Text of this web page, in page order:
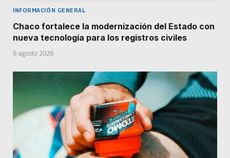
INFORMACIÓN GENERAL
Chaco fortalece la modernización del Estado con
nueva tecnología para los registros civiles
6 agosto 2026